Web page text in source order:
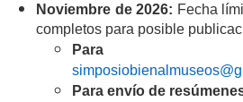
Noviembre de 2026: Fecha
completos para posible
Para
Para envío de